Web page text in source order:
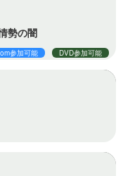
参加可能 DVD参加可能
勢 の 闇